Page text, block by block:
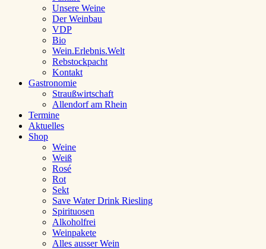
Unsere Weine
Der Weinbau
VDP
Bio
Wein.Erlebnis.Welt
Rebstockpacht
Kontakt
Gastronomie
Straußwirtschaft
Allendorf am Rhein
Termine
Aktuelles
Shop
Weine
Weiß
Rosé
Rot
Sekt
Save Water Drink Riesling
Spirituosen
Alkoholfrei
Weinpakete
Alles ausser Wein